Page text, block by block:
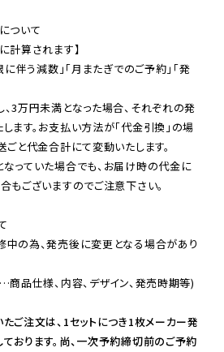
ついて
計算されます】
に伴う減数」「月またぎでのご予約」「発
3万円未満となった場合、それぞれの発
ます。お支払い方法が「代金引換」の場
っていた場合でも、お届け時の代金に
もございますのでご注意下さい。
の為、発売後に変更となる場合があり
品仕様、内容、デザイン、発売時期等)
ご注文は、1セットにつき1枚メーカー発
おります。尚、一次予約締切前のご予約